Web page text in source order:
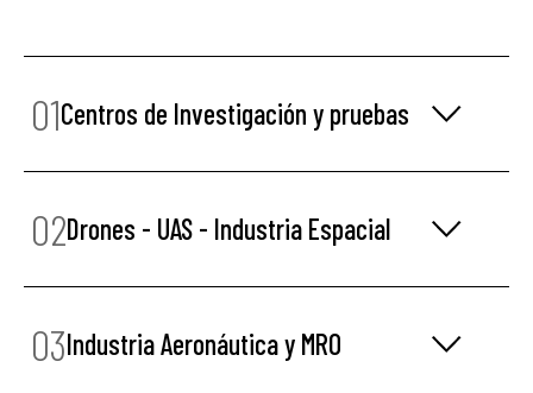
01Centros de Investigación y pruebas
02Drones - UAS - Industria Espacial
03Industria Aeronáutica y MRO